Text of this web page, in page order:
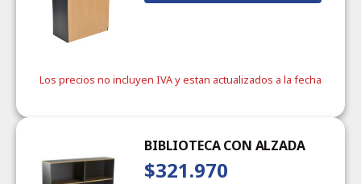
Los precios no incluyen IVA y estan actualizados a la fecha
BIBLIOTECA CON ALZADA
$321.970